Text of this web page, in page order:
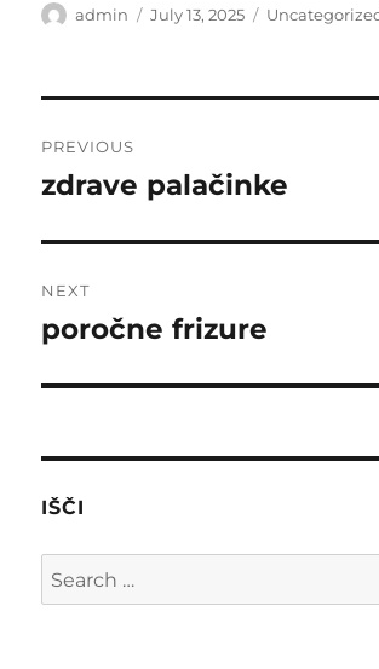
Author
admin
Posted
July 13, 2025 Categories
navigation
PREVIOUS
Previous
zdrave palačinke
NEXT
Next
poročne frizure
IŠČI
Search
for: